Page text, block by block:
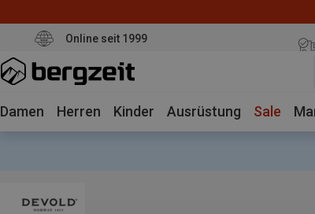
Online seit 1999
Damen Herren Kinder Ausrüstung Sale